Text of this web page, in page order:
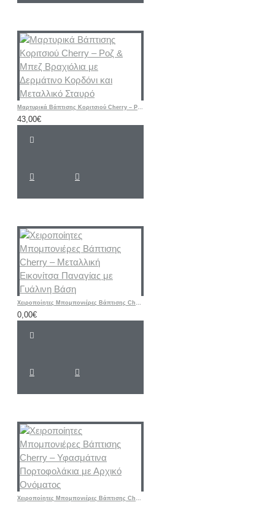
Μαρτυρικά Βάπτισης Κοριτσιού Cherry – Ροζ & Μπεζ Βραχιόλια με Δερμάτινο Κορδόνι και Μεταλλικό Σταυρό
43,00€
Χειροποίητες Μπομπονιέρες Βάπτισης Cherry – Μεταλλική Εικονίτσα Παναγίας με Γυάλινη Βάση
0,00€
Χειροποίητες Μπομπονιέρες Βάπτισης Cherry – Υφασμάτινα Πορτοφολάκια με Αρχικό Ονόματος